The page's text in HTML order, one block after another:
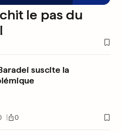
le pas du
suscite la
0